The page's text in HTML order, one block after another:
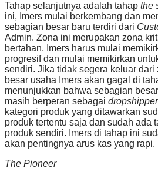
Tahap selanjutnya adalah tahap the
ini, Imers mulai berkembang dan
sebagian besar baru terdiri dari
Admin. Zona ini merupakan zona
bertahan, Imers harus mulai
progresif dan mulai memikirkan
sendiri. Jika tidak segera keluar
besar usaha Imers akan gagal di
menunjukkan bahwa sebagian
masih berperan sebagai dropshipper
kategori produk yang ditawarkan
produk tertentu saja dan sudah ada
produk sendiri. Imers di tahap ini
akan pentingnya arus kas yang rapi.
The Pioneer